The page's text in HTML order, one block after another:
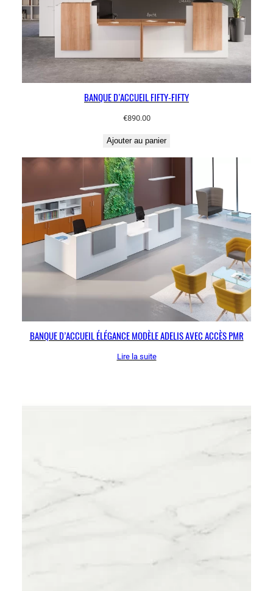
BANQUE D’ACCUEIL FIFTY-FIFTY
€890.00
Ajouter au panier
BANQUE D’ACCUEIL ÉLÉGANCE MODÈLE ADELIS AVEC ACCÈS PMR
Lire la suite